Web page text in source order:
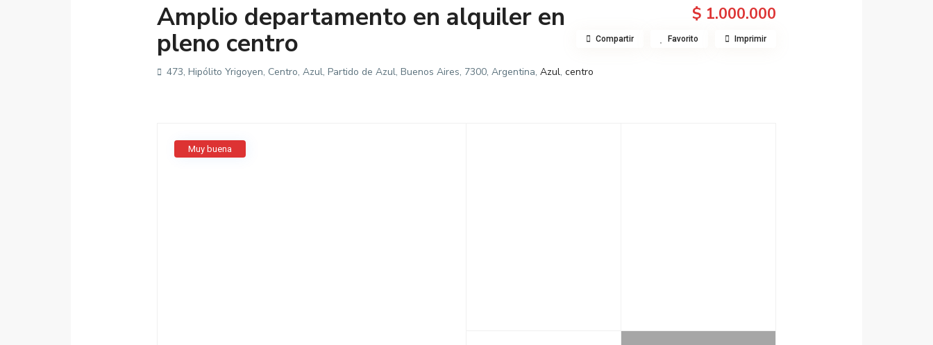
Amplio departamento en alquiler en
pleno centro
$ 1.000.000
473, Hipólito Yrigoyen, Centro, Azul, Partido de Azul, Buenos Aires, 7300, Argentina, Azul, centro
Compartir Favorito Imprimir
Muy buena